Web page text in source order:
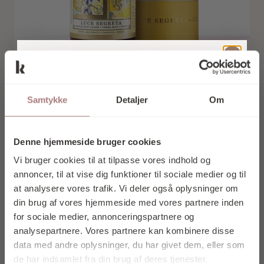
Samtykke Detaljer Om
Denne hjemmeside bruger cookies
Vi bruger cookies til at tilpasse vores indhold og
annoncer, til at vise dig funktioner til sociale medier og til
at analysere vores trafik. Vi deler også oplysninger om
din brug af vores hjemmeside med vores partnere inden
for sociale medier, annonceringspartnere og
analysepartnere. Vores partnere kan kombinere disse
data med andre oplysninger, du har givet dem, eller som
de har indsamlet fra din brug af deres tjenester.
Bracci
LUCE SEGRETA HAND & BODY LOTION
Tilføj til kurv
TILMELD DIG
VORES
NYHEDSBREV
OG FÅ 10% I
RABAT PÅ DIT
FØRSTE KØB
Tilmeld mig nu